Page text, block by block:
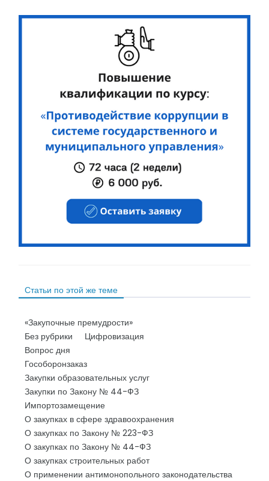
Статьи по этой же теме
«Закупочные премудрости»
Без рубрики
Цифровизация
Вопрос дня
Гособоронзаказ
Закупки образовательных услуг
Закупки по Закону № 44-ФЗ
Импортозамещение
О закупках в сфере здравоохранения
О закупках по Закону № 223-ФЗ
О закупках по Закону № 44-ФЗ
О закупках строительных работ
О применении антимонопольного законодательства